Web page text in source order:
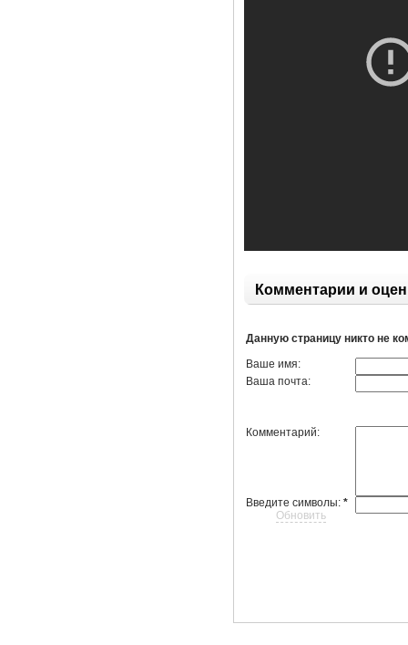
Комментарии и
Данную страницу никто не
Ваше имя:
Ваша почта:
Комментарий:
Введите символы:*
Обновить